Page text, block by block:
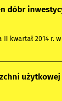
dóbr
kwartał 2014 r.